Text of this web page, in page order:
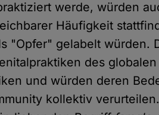
werde, würden
Häufigkeit
"Opfer" gelabelt würden.
des
und würden deren
kollektiv